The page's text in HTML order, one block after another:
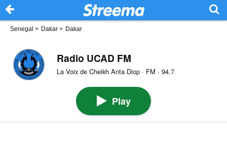
Senegal > Dakar > Dakar
Radio UCAD FM
La Voix de Cheikh Anta Diop · FM · 94.7
Play